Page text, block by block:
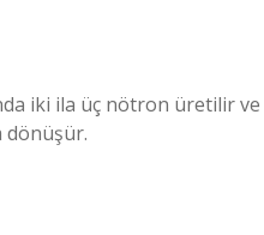
iki ila üç nötron üretilir
dönüşür.